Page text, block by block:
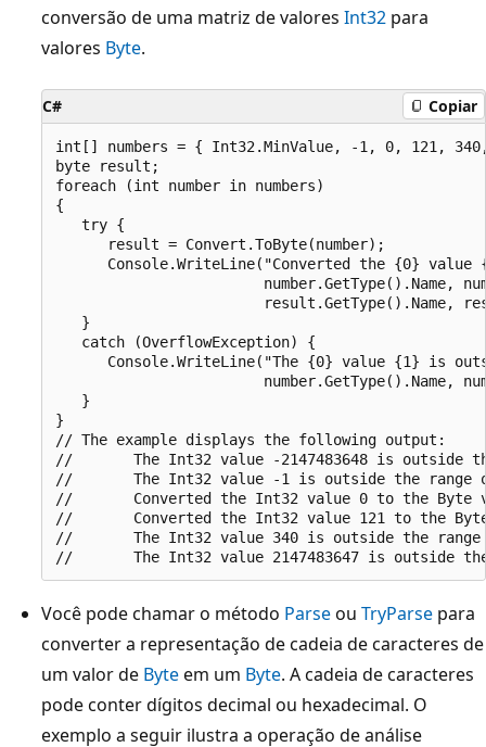
conversão de uma matriz de valores Int32 para
valores Byte.
C# Copiar
int[] numbers = { Int32.MinValue, -1, 0, 121,
byte result;
foreach (int number in numbers)
{
   try {
      result = Convert.ToByte(number);
Console.WriteLine("Converted the {0} value
number.GetType().Name,
result.GetType().Name,
   }
   catch (OverflowException) {
Console.WriteLine("The {0} value {1} is
number.GetType().Name,
   }
}
// The example displays the following output:
//       The Int32 value -2147483648 is outside
//       The Int32 value -1 is outside the range
//       Converted the Int32 value 0 to the Byte
//       Converted the Int32 value 121 to the
//       The Int32 value 340 is outside the
Você pode chamar o método Parseou TryParse para
converter a representação de cadeia de caracteres de
um valor de Byteem um Byte. A cadeia de caracteres
pode conter dígitos decimal ou hexadecimal. O
exemplo a seguir ilustra a operação de análise